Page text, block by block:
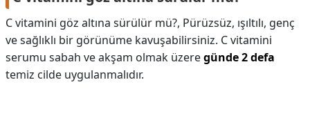
C vitamini göz altına sürülür mü?, Pürüzsüz, ışıltılı, genç
ve sağlıklı bir görünüme kavuşabilirsiniz. C vitamini
serumu sabah ve akşam olmak üzeregünde 2 defa
temiz cilde uygulanmalıdır.